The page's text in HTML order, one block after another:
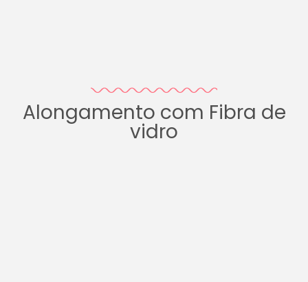
Alongamento com Fibra de
vidro